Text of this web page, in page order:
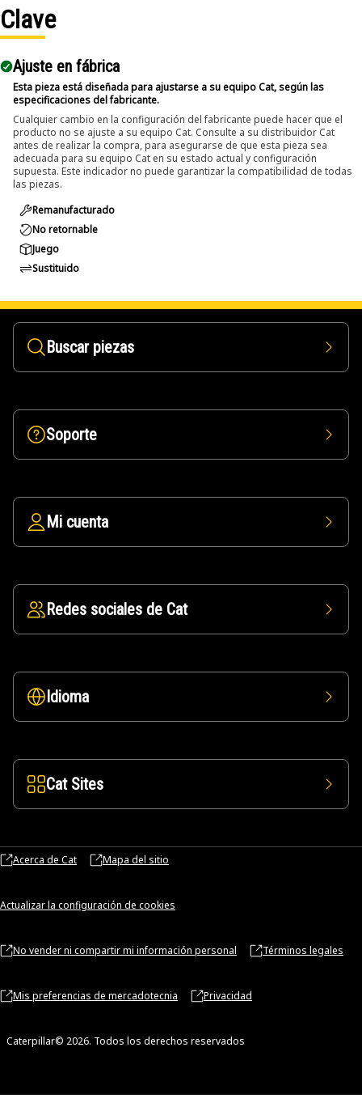
Clave
Ajuste en fábrica
Esta pieza está diseñada para ajustarse a su equipo Cat, según las
especificaciones del fabricante.
Cualquier cambio en la configuración del fabricante puede hacer que el
producto no se ajuste a su equipo Cat. Consulte a su distribuidor Cat
antes de realizar la compra, para asegurarse de que esta pieza sea
adecuada para su equipo Cat en su estado actual y configuración
supuesta. Este indicador no puede garantizar la compatibilidad de todas
las piezas.
Remanufacturado
No retornable
Juego
Sustituido
Buscar piezas
Soporte
Mi cuenta
Redes sociales de Cat
Idioma
Cat Sites
Acerca de Cat Mapa del sitio
Actualizar la configuración de cookies
No vender ni compartir mi información personal Términos legales
Mis preferencias de mercadotecnia Privacidad
Caterpillar© 2026. Todos los derechos reservados